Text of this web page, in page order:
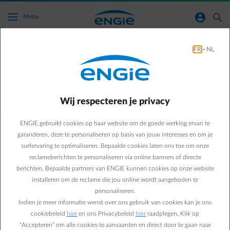
Ga naar de hoofdinhoud
Menu normal-account-circle search
Hoe kan ik mij afmelden van mijn
arrow-left Terug naar contactpagina
Om je af te melden van je klantenzone:
Vanaf een computer: klik op je naam rechtsboven op de startpagina
van de klantenzone. Je ziet de optie “Afmelden” verschijnen.
Vanaf een smartphone of via de Smart App: klik rechtsboven op
het blauw-witte pictogram “Gebruiker”. Dit geeft toegang tot de
accountinstellingen, waar je “Afmelden” kan kiezen.
Veelgestelde vragen
FR - NL
Wij respecteren je privacy
ENGIE gebruikt cookies op haar website om de goede werking ervan te
garanderen, deze te personaliseren op basis van jouw interesses en om je
surfervaring te optimaliseren. Bepaalde cookies laten ons toe om onze
reclameberichten te personaliseren via online banners of directe
berichten. Bepaalde partners van ENGIE kunnen cookies op onze website
installeren om de reclame die jou online wordt aangeboden te
personaliseren.
Indien je meer informatie wenst over ons gebruik van cookies kan je ons
cookiebeleid hier en ons Privacybeleid hier raadplegen. Klik op
“Accepteren” om alle cookies te aanvaarden en direct door te gaan naar